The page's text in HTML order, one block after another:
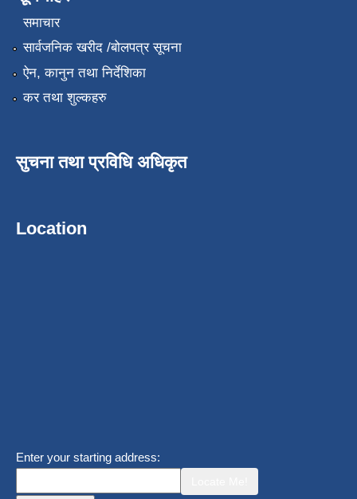
समाचार
सार्वजनिक खरीद /बोलपत्र सूचना
ऐन, कानुन तथा निर्देशिका
कर तथा शुल्कहरु
सुचना तथा प्रविधि अधिकृत
Location
Enter your starting address: